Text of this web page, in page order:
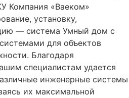
Компания «Ваеком»
установку,
— система Умный дом с
для объектов
Благодаря
специалистам удается
инженерные системы
их максимальной